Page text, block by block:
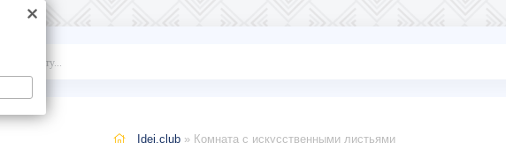
Idei.club » Комната с искусственными листьями